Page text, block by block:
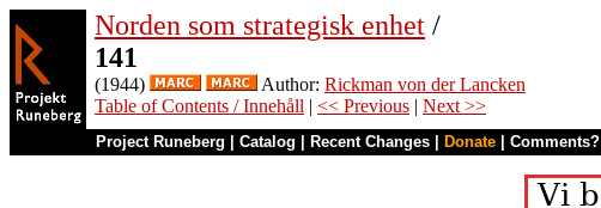
Norden som strategisk enhet /
141
(1944) Author: Rickman von der Lancken
Table of Contents / Innehåll | << Previous | Next >>
Project Runeberg Catalog Recent Changes Donate Comments?